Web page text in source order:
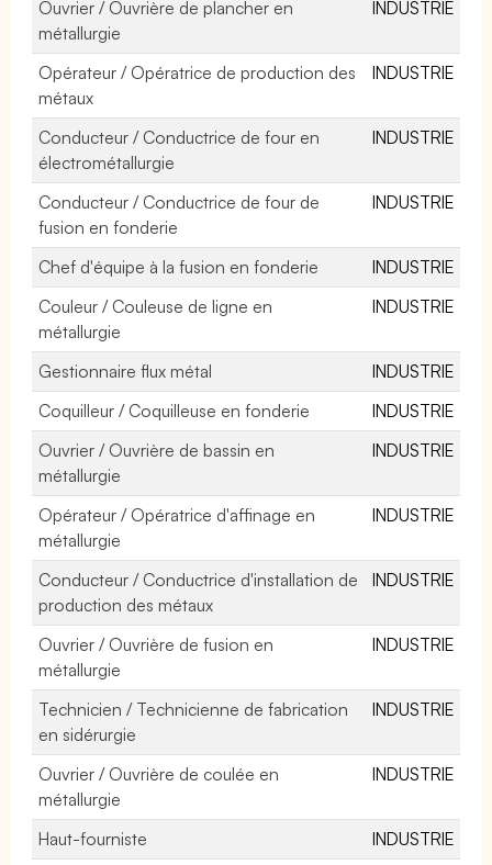
Ouvrier / Ouvrière de plancher en
métallurgie
INDUSTRIE
Opérateur / Opératrice de production des
métaux
INDUSTRIE
Conducteur / Conductrice de four en
électrométallurgie
INDUSTRIE
Conducteur / Conductrice de four de
fusion en fonderie
INDUSTRIE
Chef d'équipe à la fusion en fonderie
INDUSTRIE
Couleur / Couleuse de ligne en
métallurgie
INDUSTRIE
Gestionnaire flux métal
INDUSTRIE
Coquilleur / Coquilleuse en fonderie
INDUSTRIE
Ouvrier / Ouvrière de bassin en
métallurgie
INDUSTRIE
Opérateur / Opératrice d'affinage en
métallurgie
INDUSTRIE
Conducteur / Conductrice d'installation de
production des métaux
INDUSTRIE
Ouvrier / Ouvrière de fusion en
métallurgie
INDUSTRIE
Technicien / Technicienne de fabrication
en sidérurgie
INDUSTRIE
Ouvrier / Ouvrière de coulée en
métallurgie
INDUSTRIE
Haut-fourniste
INDUSTRIE